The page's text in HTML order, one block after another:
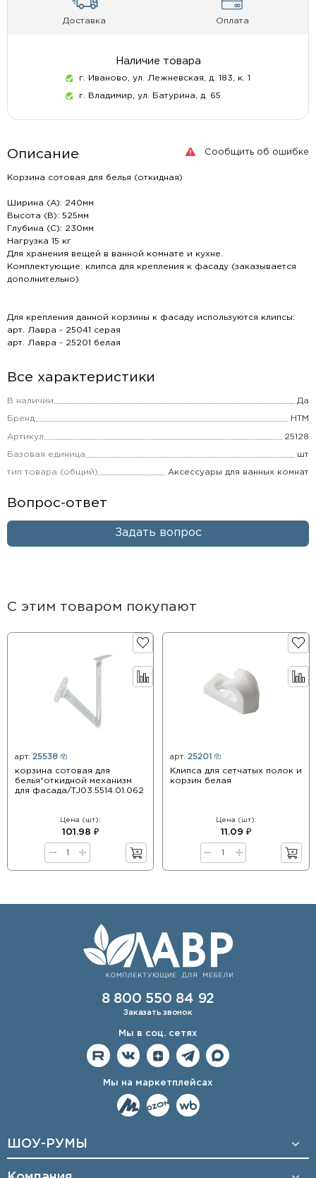
Доставка Оплата
Наличие товара
г. Иваново, ул. Лежневская, д. 183, к. 1
г. Владимир, ул. Батурина, д. 65
Сообщить об ошибке
Описание
Корзина сотовая для белья (откидная)
Ширина (А): 240мм
Высота (В): 525мм
Глубина (С): 230мм
Нагрузка 15 кг
Для хранения вещей в ванной комнате и кухне.
Комплектующие: клипса для крепления к фасаду (заказывается
дополнительно)
Для крепления данной корзины к фасаду используются клипсы:
арт. Лавра - 25041 серая
арт. Лавра - 25201 белая
Все характеристики
В наличии Да
Бренд НТМ
Артикул 25128
Базовая единица шт
тип товара (общий) Аксессуары для ванных комнат
Вопрос-ответ
Задать вопрос
С этим товаром покупают
арт. 25538
корзина сотовая для
белья*откидной механизм
для фасада/TJ03.5514.01.062
Цена (шт):
101.98 ₽
арт. 25201
Клипса для сетчатых полок и
корзин белая
Цена (шт):
11.09 ₽
8 800 550 84 92
Заказать звонок
Мы в соц. сетях
Мы на маркетплейсах
ШОУ-РУМЫ